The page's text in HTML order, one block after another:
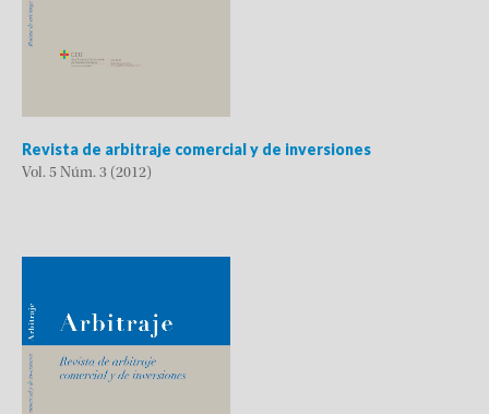
Revista de arbitraje comercial y de inversiones
Vol. 5 Núm. 3 (2012)